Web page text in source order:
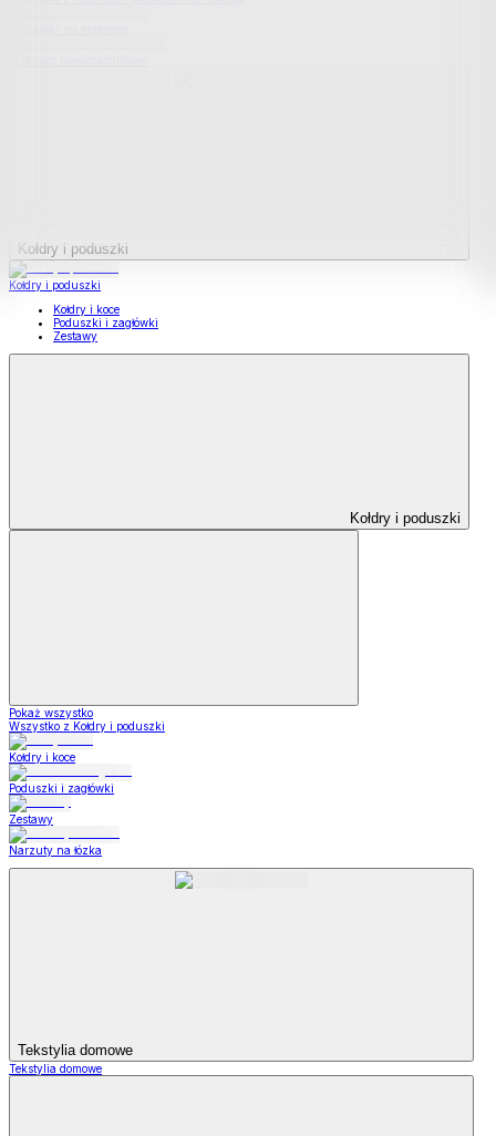
Kołdry i poduszki
Kołdry i poduszki
Kołdry i koce
Poduszki i zagłówki
Zestawy
Kołdry i poduszki
Pokaż wszystko
Wszystko z Kołdry i poduszki
Kołdry i koce
Poduszki i zagłówki
Zestawy
Narzuty na łózka
Tekstylia domowe
Tekstylia domowe